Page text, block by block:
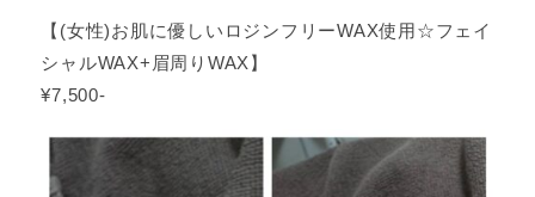
【(女性)お肌に優しいロジンフリーWAX使用☆フェイ
シャルWAX+眉周りWAX】
¥7,500‐